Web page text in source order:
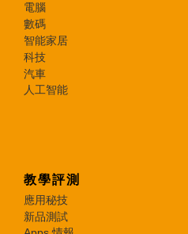
電腦
數碼
智能家居
科技
汽車
人工智能
教學評測
應用秘技
新品測試